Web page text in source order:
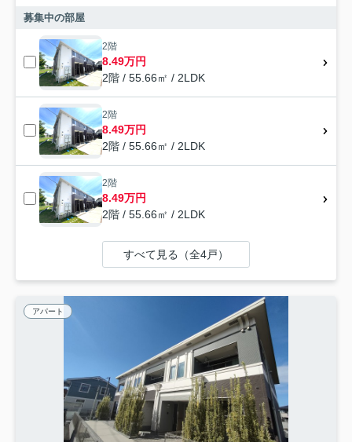
募集中の部屋
2階
8.49万円
2階 / 55.66㎡ / 2LDK
2階
8.49万円
2階 / 55.66㎡ / 2LDK
2階
8.49万円
2階 / 55.66㎡ / 2LDK
すべて見る（全4戸）
アパート